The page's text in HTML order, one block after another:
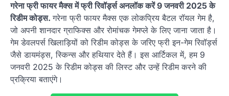
गरेना फ्री फायर मैक्स में फ्री रिवॉर्ड्स अनलॉक करें 9 जनवरी 2025 के
रिडीम कोड्स.गरेना फ्री फायर मैक्स एक लोकप्रिय बैटल रॉयल गेम है,
जो अपनी शानदार ग्राफिक्स और रोमांचक गेमप्ले के लिए जाना जाता है।
गेम डेवलपर्स खिलाड़ियों को रिडीम कोड्स के जरिए फ्री इन-गेम रिवॉर्ड्स
जैसे डायमंड्स, स्किन्स और हथियार देते हैं। इस आर्टिकल में, हम 9
जनवरी 2025 के रिडीम कोड्स की लिस्ट और उन्हें रिडीम करने की
प्रक्रिया बताएंगे।